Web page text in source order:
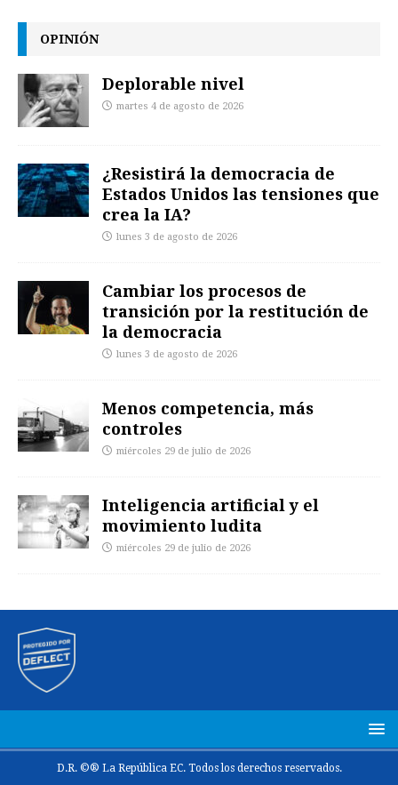
OPINIÓN
Deplorable nivel
martes 4 de agosto de 2026
¿Resistirá la democracia de
Estados Unidos las tensiones que
crea la IA?
lunes 3 de agosto de 2026
Cambiar los procesos de
transición por la restitución de
la democracia
lunes 3 de agosto de 2026
Menos competencia, más
controles
miércoles 29 de julio de 2026
Inteligencia artificial y el
movimiento ludita
miércoles 29 de julio de 2026
D.R. ©® La República EC. Todos los derechos reservados.